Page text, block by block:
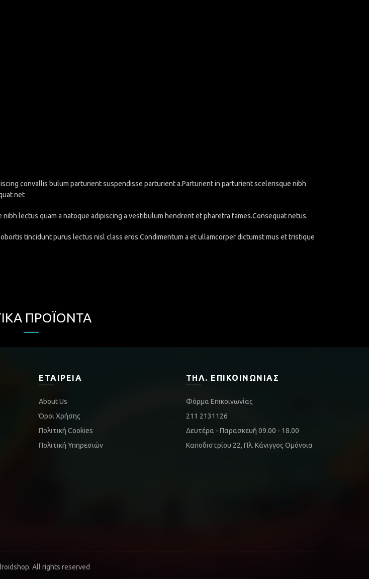
convallis bulum parturient suspendisse parturient a.Parturient in parturient scelerisque nibh
net
lectus quam a natoque adipiscing a vestibulum hendrerit et pharetra fames.Consequat netus.
tincidunt purus lectus nisl class eros.Condimentum a et ullamcorper dictumst mus et tristique
ΠΡΟΪΌΝΤΑ
ΕΤΑΙΡΕΊΑ
About Us
Όροι Χρήσης
Πολιτική Cookies
Πολιτική Υπηρεσιών
ΤΗΛ. ΕΠΙΚΟΙΝΩΝΊΑΣ
Φόρμα Επικοινωνίας
211 2131126
Δευτέρα - Παρασκευή 09.00 - 18.00
Καποδιστρίου 22, Πλ. Κάνιγγος Ομόνοια
. All rights reserved